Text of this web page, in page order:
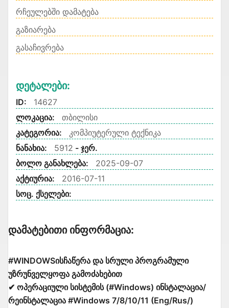
რჩეულებში დამატება
გაზიარება
გასაჩივრება
Დეტალები:
ID:
14627
ლოკაცია:
თბილისი
კატეგორია:
კომპიუტერული ტექნიკა
ნანახია:
5912 - ჯერ.
ბოლო განახლება:
2025-09-07
აქტიურია:
2016-07-11
სოც. ქსელები:
Დამატებითი Ინფორმაცია:
#WINDOWSისჩაწერა და სრული პროგრამული
უზრუნველყოფა გამოძახებით
✔ ოპერაციული სისტემის (#Windows) ინსტალაცია/
რეინსტალაცია #Windows 7/8/10/11 (Eng/Rus/)